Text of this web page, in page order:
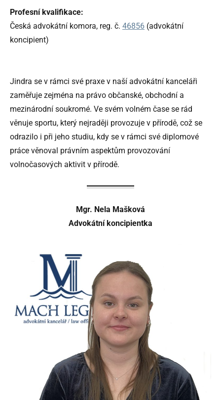
Profesní kvalifikace:
Česká advokátní komora, reg. č. 46856 (advokátní
koncipient)
Jindra se v rámci své praxe v naší advokátní kanceláři
zaměřuje zejména na právo občanské, obchodní a
mezinárodní soukromé. Ve svém volném čase se rád
věnuje sportu, který nejraději provozuje v přírodě, což se
odrazilo i při jeho studiu, kdy se v rámci své diplomové
práce věnoval právním aspektům provozování
volnočasových aktivit v přírodě.
Mgr. Nela Mašková
Advokátní koncipientka